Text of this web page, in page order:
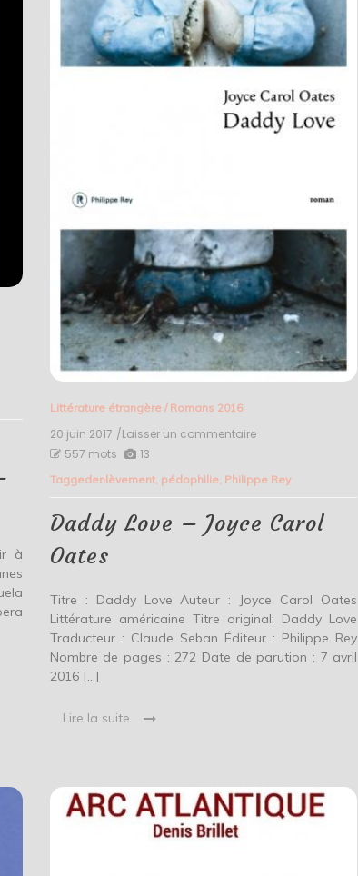
à
Littérature étrangère/ Romans 2016
20 juin 2017 /Laisser un commentaireon
–
Carol
Oates
557 mots 13
Taggedenlèvement, pédophilie, Philippe Rey
Daddy Love – Joyce Carol
Oates
Titre : Daddy Love Auteur : Joyce Carol Oates
Littérature américaine Titre original: Daddy Love
Traducteur : Claude Seban Éditeur : Philippe Rey
Nombre de pages : 272 Date de parution : 7 avril
2016 […]
Lire la suite